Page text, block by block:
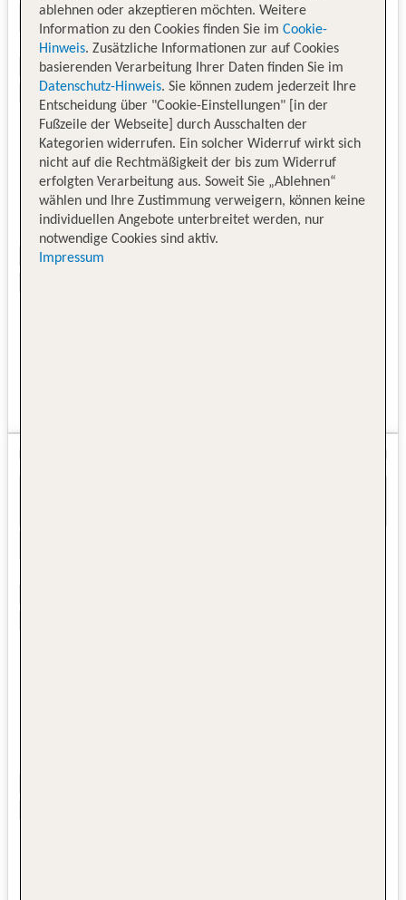
ablehnen oder akzeptieren möchten. Weitere
Information zu den Cookies finden Sie im Cookie-
Hinweis. Zusätzliche Informationen zur auf Cookies
basierenden Verarbeitung Ihrer Daten finden Sie im
Datenschutz-Hinweis. Sie können zudem jederzeit Ihre
Entscheidung über "Cookie-Einstellungen" [in der
Fußzeile der Webseite] durch Ausschalten der
Kategorien widerrufen. Ein solcher Widerruf wirkt sich
nicht auf die Rechtmäßigkeit der bis zum Widerruf
erfolgten Verarbeitung aus. Soweit Sie „Ablehnen“
wählen und Ihre Zustimmung verweigern, können keine
individuellen Angebote unterbreitet werden, nur
notwendige Cookies sind aktiv.
Impressum